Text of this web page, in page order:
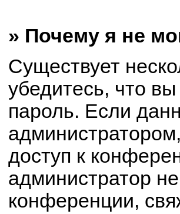
» Почему я не
Существует
убедитесь, что
пароль. Если
доступ к
администратор
конференции,